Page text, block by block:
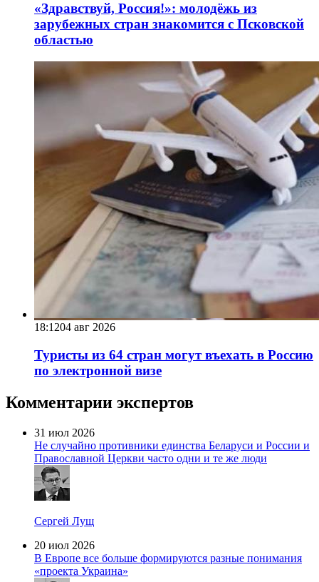
«Здравствуй, Россия!»: молодёжь из
зарубежных стран знакомится с Псковской
областью
18:1204 авг 2026
Туристы из 64 стран могут въехать в Россию
по электронной визе
Комментарии экспертов
31 июл 2026
Не случайно противники единства Беларуси и России и
Православной Церкви часто одни и те же люди
Сергей Лущ
20 июл 2026
В Европе все больше формируются разные понимания
«проекта Украина»